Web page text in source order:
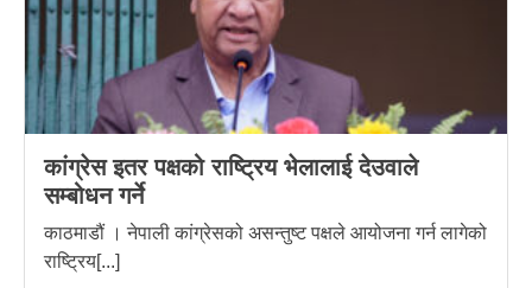
कांग्रेस इतर पक्षको राष्ट्रिय भेलालाई देउवाले
सम्बोधन गर्ने
काठमाडौं । नेपाली कांग्रेसको असन्तुष्ट पक्षले आयोजना गर्न लागेको
राष्ट्रिय[...]